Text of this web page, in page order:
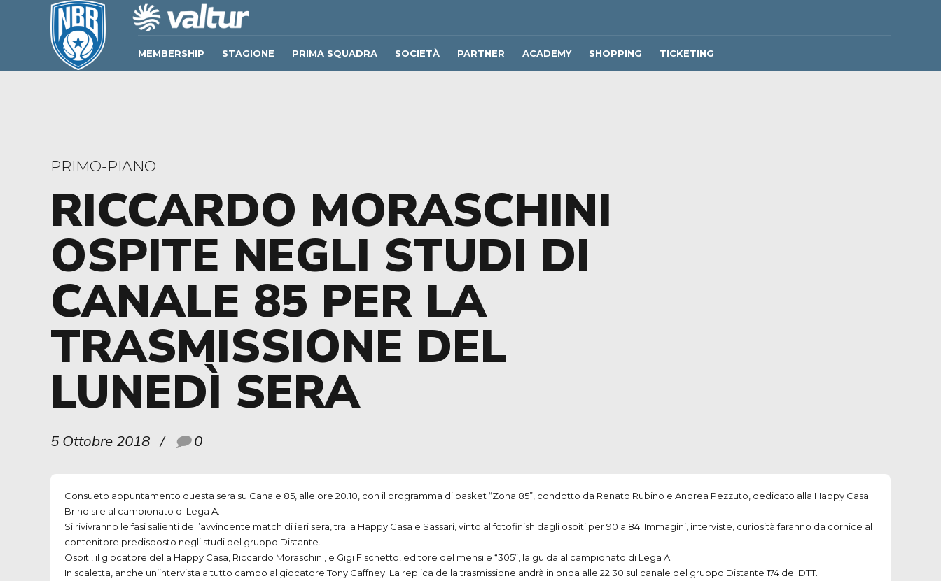
MEMBERSHIP STAGIONE PRIMA SQUADRA SOCIETÀ PARTNER ACADEMY SHOPPING TICKETING
PRIMO-PIANO
RICCARDO MORASCHINI
OSPITE NEGLI STUDI DI
CANALE 85 PER LA
TRASMISSIONE DEL
LUNEDÌ SERA
5 Ottobre 2018 0
Consueto appuntamento questa sera su Canale 85, alle ore 20.10, con il programma di basket “Zona 85”, condotto da Renato Rubino e Andrea Pezzuto, dedicato alla Happy Casa
Brindisi e al campionato di Lega A.
Si rivivranno le fasi salienti dell’avvincente match di ieri sera, tra la Happy Casa e Sassari, vinto al fotofinish dagli ospiti per 90 a 84. Immagini, interviste, curiosità faranno da cornice al
contenitore predisposto negli studi del gruppo Distante.
Ospiti, il giocatore della Happy Casa, Riccardo Moraschini, e Gigi Fischetto, editore del mensile “305”, la guida al campionato di Lega A.
In scaletta, anche un’intervista a tutto campo al giocatore Tony Gaffney. La replica della trasmissione andrà in onda alle 22.30 sul canale del gruppo Distante 174 del DTT.